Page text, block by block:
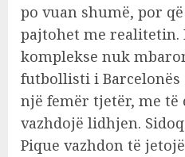
po vuan shumë, por
pajtohet me
komplekse nuk
futbollisti i Barcelonës
një femër tjetër, me
vazhdojë lidhjen.
Pique vazhdon të